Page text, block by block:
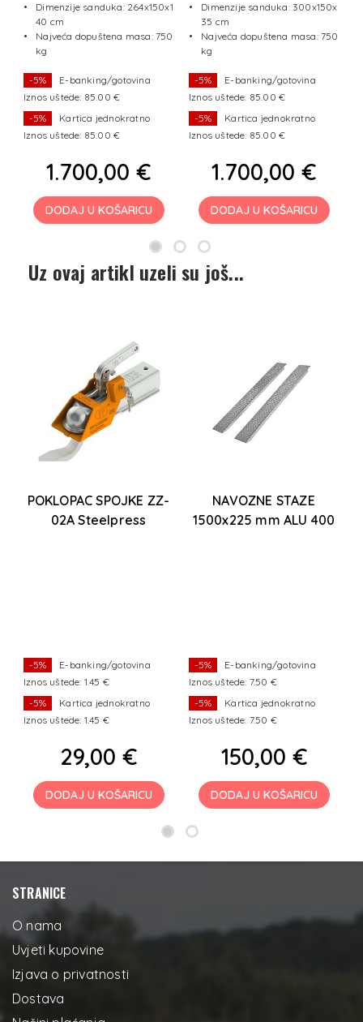
Dimenzije sanduka: 264x150x1
40 cm
Najveća dopuštena masa: 750
kg
-5%
E-banking/gotovina
Iznos uštede: 85.00 €
-5%
Kartica jednokratno
Iznos uštede: 85.00 €
1.700,00 €
DODAJ U KOŠARICU
Dimenzije sanduka: 300x150x
35 cm
Najveća dopuštena masa: 750
kg
-5%
E-banking/gotovina
Iznos uštede: 85.00 €
-5%
Kartica jednokratno
Iznos uštede: 85.00 €
1.700,00 €
DODAJ U KOŠARICU
Uz ovaj artikl uzeli su još...
POKLOPAC SPOJKE ZZ-
02A Steelpress
-5%
E-banking/gotovina
Iznos uštede: 1.45 €
-5%
Kartica jednokratno
Iznos uštede: 1.45 €
29,00 €
DODAJ U KOŠARICU
NAVOZNE STAZE
1500x225 mm ALU 400
-5%
E-banking/gotovina
Iznos uštede: 7.50 €
-5%
Kartica jednokratno
Iznos uštede: 7.50 €
150,00 €
DODAJ U KOŠARICU
STRANICE
O nama
Uvjeti kupovine
Izjava o privatnosti
Dostava